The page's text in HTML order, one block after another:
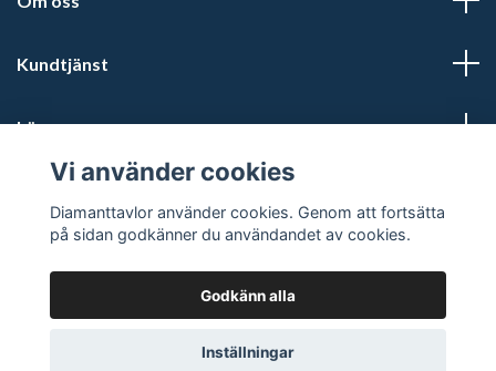
Kundtjänst
Läs mer
© 2026 Diamanttavlor
Vi använder cookies
Diamanttavlor använder cookies. Genom att fortsätta
på sidan godkänner du användandet av cookies.
Godkänn alla
Inställningar